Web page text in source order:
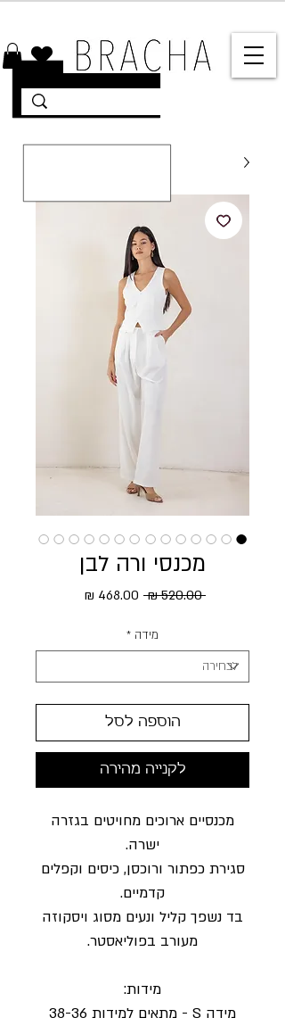
מכנסי ורה לבן
‏520.00 ‏₪ מחיר רגיל
מידה *
הוספה לסל
לקנייה מהירה
מכנסיים ארוכים מחויטים בגזרה
ישרה.
סגירת כפתור ורוכסן, כיסים וקפלים
קדמיים.
בד נשפך קליל ונעים מסוג ויסקוזה
מעורב בפוליאסטר.
מידות:
מידה S - מתאים למידות 38-36